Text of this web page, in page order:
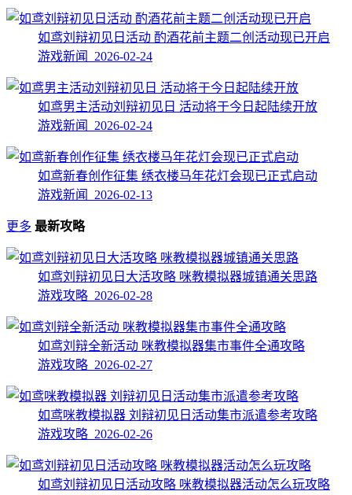
如鸢刘辩初见日活动 酌酒花前主题二创活动现已开启
游戏新闻 2026-02-24
如鸢男主活动刘辩初见日 活动将于今日起陆续开放
游戏新闻 2026-02-24
如鸢新春创作征集 绣衣楼马年花灯会现已正式启动
游戏新闻 2026-02-13
更多 最新攻略
如鸢刘辩初见日大活攻略 咪教模拟器城镇通关思路
游戏攻略 2026-02-28
如鸢刘辩全新活动 咪教模拟器集市事件全通攻略
游戏攻略 2026-02-27
如鸢咪教模拟器 刘辩初见日活动集市派遣参考攻略
游戏攻略 2026-02-26
如鸢刘辩初见日活动攻略 咪教模拟器活动怎么玩攻略